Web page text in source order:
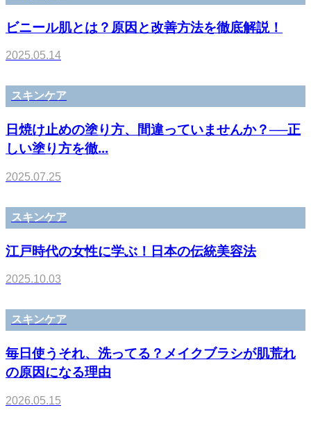
ビニール肌とは？原因と改善方法を徹底解説！
2025.05.14
スキンケア
日焼け止めの塗り方、間違っていませんか？──正
しい塗り方を徹...
2025.07.25
スキンケア
江戸時代の女性に学ぶ！日本の伝統美容法
2025.10.03
スキンケア
毎日使うそれ、洗ってる？メイクブラシが肌荒れ
の原因になる理由
2026.05.15